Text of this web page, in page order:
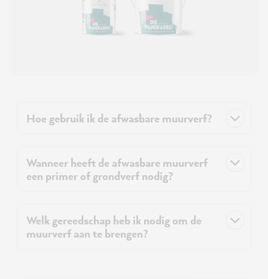
Hoe gebruik ik de afwasbare muurverf?
Wanneer heeft de afwasbare muurverf
een primer of grondverf nodig?
Welk gereedschap heb ik nodig om de
muurverf aan te brengen?